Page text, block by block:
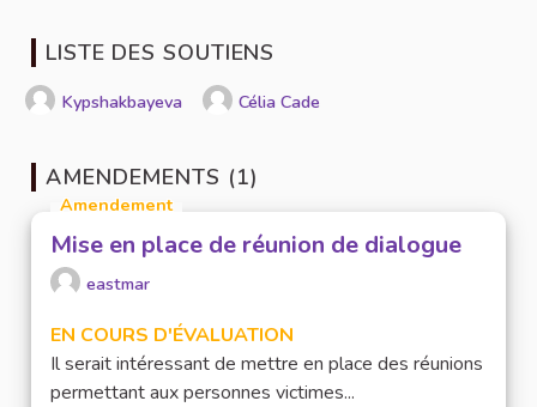
LISTE DES SOUTIENS
Kypshakbayeva Célia Cade
AMENDEMENTS (1)
Amendement
Mise en place de réunion de dialogue
eastmar
EN COURS D'ÉVALUATION
Il serait intéressant de mettre en place des réunions
permettant aux personnes victimes...